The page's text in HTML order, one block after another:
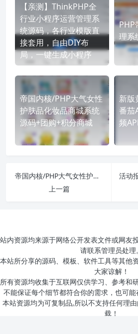
【亲测】ThinkPHP全
行业小程序运营管理系
统源码，各行业模版直
接套用，自由DIY布
局，一键生成小程序
PHP
理系
帝国内核/PHP大气女性
护肤品化妆品商城系统
源码+团购+积分商城
新版
番茄
频
帝国内核/PHP大气女性护肤品化妆品商城系统源码+团购+积分商城
上一篇
站内资源均来源于网络公开发表文件或网友
请联系管理员处理。
本站所分享的源码、模板、软件工具等其他
大家谅解！
所有资源均收集于互联网仅供学习、参考和
不能保证每个细节都符合你的需求，也可
本站资源均为可复制品,所以不支持任何理
载！